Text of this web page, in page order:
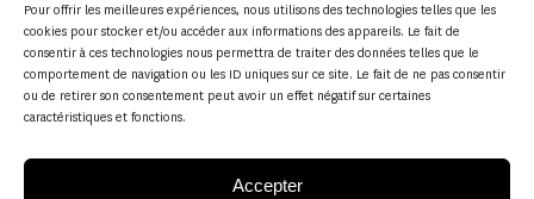
Pour offrir les meilleures expériences, nous utilisons des technologies telles que les
cookies pour stocker et/ou accéder aux informations des appareils. Le fait de
consentir à ces technologies nous permettra de traiter des données telles que le
comportement de navigation ou les ID uniques sur ce site. Le fait de ne pas consentir
ou de retirer son consentement peut avoir un effet négatif sur certaines
caractéristiques et fonctions.
Accepter